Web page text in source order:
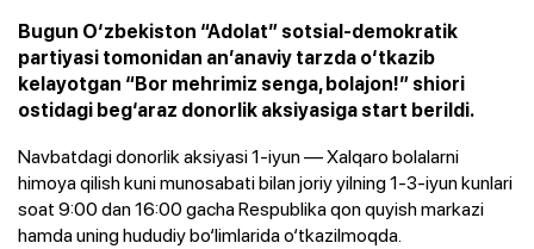
Bugun O‘zbekiston “Adolat” sotsial-demokratik
partiyasi tomonidan an’anaviy tarzda o‘tkazib
kelayotgan “Bor mehrimiz senga, bolajon!” shiori
ostidagi beg‘araz donorlik aksiyasiga start berildi.
Navbatdagi donorlik aksiyasi 1-iyun — Xalqaro bolalarni
himoya qilish kuni munosabati bilan joriy yilning 1-3-iyun kunlari
soat 9:00 dan 16:00 gacha Respublika qon quyish markazi
hamda uning hududiy bo‘limlarida o‘tkazilmoqda.